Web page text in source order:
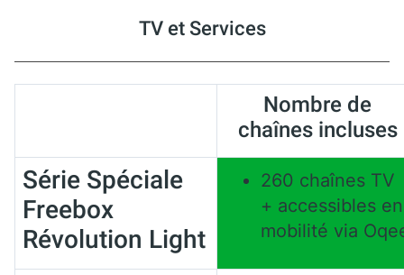
TV et Services
Nombre de
chaînes incluses
Série Spéciale
Freebox
Révolution Light
260 chaînes TV
+ accessibles en
mobilité via